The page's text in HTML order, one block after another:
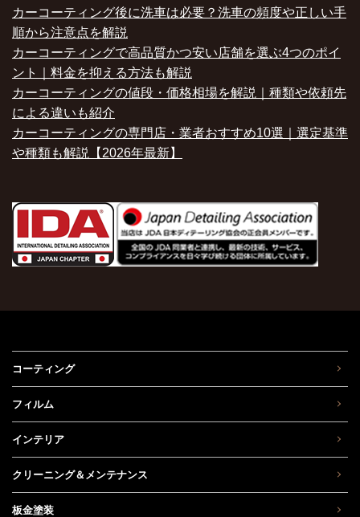
カーコーティング後に洗車は必要？洗車の頻度や正しい手
順から注意点を解説
カーコーティングで高品質かつ安い店舗を選ぶ4つのポイ
ント｜料金を抑える方法も解説
カーコーティングの値段・価格相場を解説｜種類や依頼先
による違いも紹介
カーコーティングの専門店・業者おすすめ10選｜選定基準
や種類も解説【2026年最新】
コーティング
フィルム
インテリア
クリーニング＆メンテナンス
板金塗装